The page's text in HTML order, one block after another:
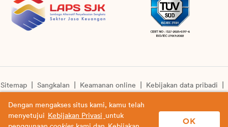
Sitemap Sangkalan Keamanan online
Kebijakan data pribadi
© Copyright 2026 PT FWD Insurance Indonesia. All rights
Dengan mengakses situs kami, kamu telah
menyetujui
Kebijakan Privasi untuk
OK